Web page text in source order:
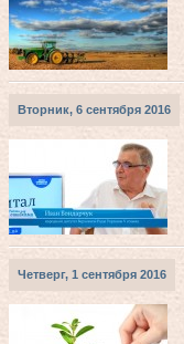
Вторник, 6 сентября 2016
Четверг, 1 сентября 2016